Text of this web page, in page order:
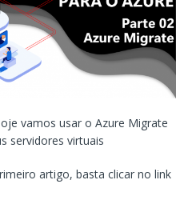
vamos usar o Azure Migrate
servidores virtuais
artigo, basta clicar no link